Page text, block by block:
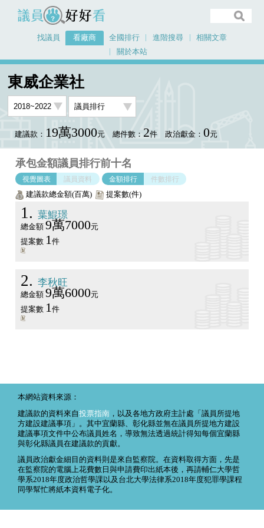
議員好好看
找議員 看廠商 全國排行 進階搜尋
相關文章
關於本站
東威企業社
建議款： 19萬3000元 總件數： 2件 政治獻金： 0元
承包金額議員排行前十名
視覺圖表 議員資料 金額排行 件數排行
建議款總金額(百萬) 提案數(件)
1 葉鯤璟
總金額 9萬7000元
提案數 1件
2 李秋旺
總金額 9萬6000元
提案數 1件
本網站資料來源：
建議款的資料來自投票指南 ，以及各地方政府主計處「議員所提地
方建設建議事項」。其中宜蘭縣、彰化縣並無在議員所提地方建設
建議事項文件中公布議員姓名，導致無法透過統計得知每個宜蘭縣
與彰化縣議員在建議款的貢獻。
議員政治獻金細目的資料則是來自監察院。在資料取得方面，先是
在監察院的電腦上花費數日與申請費印出紙本後，再請輔仁大學哲
學系2018年度政治哲學課以及台北大學法律系2018年度犯罪學課程
同學幫忙將紙本資料電子化。